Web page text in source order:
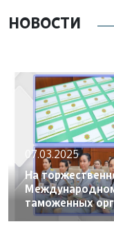
НОВОСТИ
07.03.2025
На
таможенных
Президента